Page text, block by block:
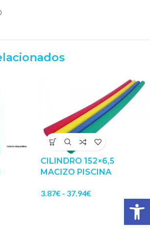
CILINDRO 152×6,5
MACIZO PISCINA
3.87€ - 37.94€ Abrir